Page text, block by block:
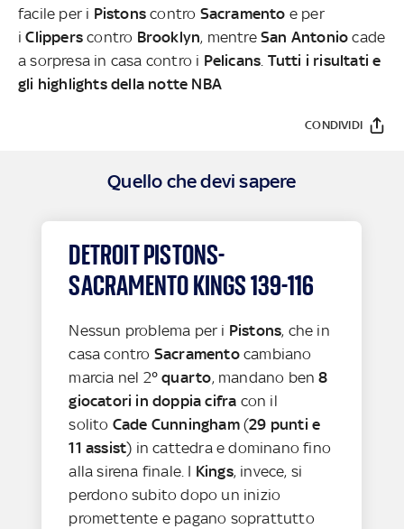
facile per i Pistonscontro Sacramento e per
i Clippers contro Brooklyn, mentreSan Antonio cade
a sorpresa in casa contro i Pelicans Tutti i risultati e
gli highlights della notte NBA
CONDIVIDI
Quello che devi sapere
DETROIT PISTONS-
SACRAMENTO KINGS 139-116
Nessun problema per i Pistons, che in
casa contro Sacramentocambiano
marcia nel 2° quarto, mandano ben8
giocatori in doppia cifra con il
solito Cade Cunningham(29 punti e
11 assist) in cattedra e dominano fino
alla sirena finale. I Kings, invece, si
perdono subito dopo un inizio
promettente e pagano soprattutto